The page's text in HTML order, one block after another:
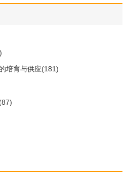
培育与供应(181)